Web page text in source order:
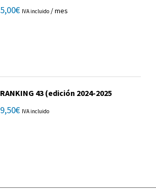
5,00€ IVA incluido / mes
RANKING 43 (edición 2024-2025
9,50€ IVA incluido